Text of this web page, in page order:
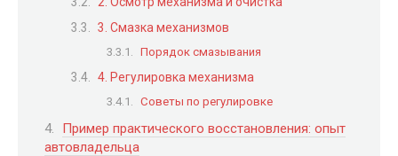
3. Смазка механизмов
Порядок смазывания
4. Регулировка механизма
Советы по регулировке
Пример практического восстановления: опыт
автовладельца